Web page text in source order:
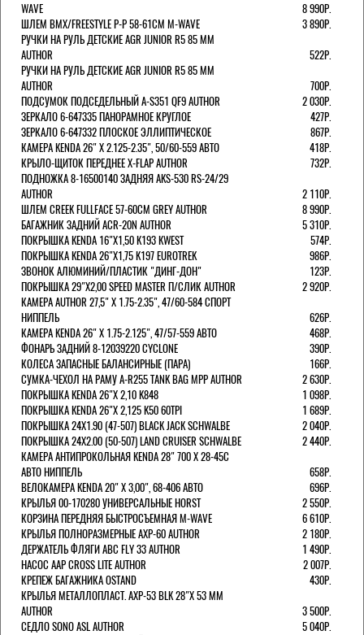
WAVE
8 990Р.
ШЛЕМ ВМХ/FREESTYLE Р-Р 58-61СМ M-WAVE
3 890Р.
РУЧКИ НА РУЛЬ ДЕТСКИЕ AGR JUNIOR R5 85 ММ
AUTHOR
522Р.
РУЧКИ НА РУЛЬ ДЕТСКИЕ AGR JUNIOR R5 85 ММ
AUTHOR
700Р.
ПОДСУМОК ПОДСЕДЕЛЬНЫЙ A-S351 QF9 AUTHOR
2 030Р.
ЗЕРКАЛО 6-647335 ПАНОРАМНОЕ КРУГЛОЕ
427Р.
ЗЕРКАЛО 6-647332 ПЛОСКОЕ ЭЛЛИПТИЧЕСКОЕ
867Р.
КАМЕРА KENDA 26" Х 2.125-2.35", 50/60-559 АВТО
418Р.
КРЫЛО-ЩИТОК ПЕРЕДНЕЕ X-FLAP AUTHOR
732Р.
ПОДНОЖКА 8-16500140 ЗАДНЯЯ AKS-530 RS-24/29
AUTHOR
2 110Р.
ШЛЕМ CREEK FULLFACE 57-60СМ GREY AUTHOR
8 990Р.
БАГАЖНИК ЗАДНИЙ ACR-20N AUTHOR
5 310Р.
ПОКРЫШКА KENDA 16"Х1,50 K193 KWEST
574Р.
ПОКРЫШКА KENDA 26"Х1,75 K197 EUROTREK
986Р.
ЗВОНОК АЛЮМИНИЙ/ПЛАСТИК "ДИНГ-ДОН"
123Р.
ПОКРЫШКА 29"Х2,00 SPEED MASTER П/СЛИК AUTHOR
2 920Р.
КАМЕРА AUTHOR 27,5" Х 1.75-2.35", 47/60-584 СПОРТ
НИППЕЛЬ
626Р.
КАМЕРА KENDA 26" Х 1.75-2.125", 47/57-559 АВТО
468Р.
ФОНАРЬ ЗАДНИЙ 8-12039220 CYCLONE
390Р.
КОЛЕСА ЗАПАСНЫЕ БАЛАНСИРНЫЕ (ПАРА)
166Р.
CУМКА-ЧЕХОЛ НА РАМУ A-R255 TANK BAG MPP AUTHOR
2 630Р.
ПОКРЫШКА KENDA 26"Х 2,10 K848
1 098Р.
ПОКРЫШКА KENDA 26"Х 2,125 K50 60TPI
1 689Р.
ПОКРЫШКА 24X1.90 (47-507) BLACK JACK SCHWALBE
2 040Р.
ПОКРЫШКА 24X2.00 (50-507) LAND CRUISER SCHWALBE
2 440Р.
КАМЕРА АНТИПРОКОЛЬНАЯ KENDA 28" 700 Х 28-45C
АВТО НИППЕЛЬ
658Р.
ВЕЛОКАМЕРА KENDA 20" Х 3,00", 68-406 АВТО
696Р.
КРЫЛЬЯ 00-170280 УНИВЕРСАЛЬНЫЕ HORST
2 550Р.
КОРЗИНА ПЕРЕДНЯЯ БЫСТРОСЪЕМНАЯ M-WAVE
6 610Р.
КРЫЛЬЯ ПОЛНОРАЗМЕРНЫЕ AXP-60 AUTHOR
2 180Р.
ДЕРЖАТЕЛЬ ФЛЯГИ АВС FLY 33 AUTHOR
1 490Р.
НАСОС AAP CROSS LITE AUTHOR
2 007Р.
КРЕПЕЖ БАГАЖНИКА OSTAND
430Р.
КРЫЛЬЯ МЕТАЛЛОПЛАСТ. AXP-53 BLK 28"Х 53 ММ
AUTHOR
3 500Р.
СЕДЛО SONO ASL AUTHOR
5 040Р.